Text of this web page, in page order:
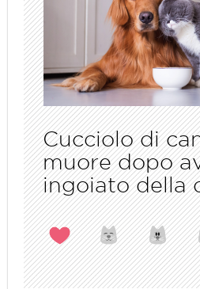
Cucciolo di
muore dopo
ingoiato della